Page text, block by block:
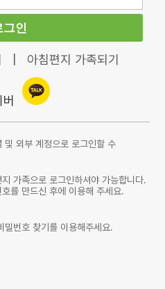
그인
아침편지 가족되기
및 외부 계정으로 로그인할 수
가족으로 로그인하셔야 가능합니다.
를 만드신 후에 이용해 주세요.
밀번호 찾기를 이용해주세요.